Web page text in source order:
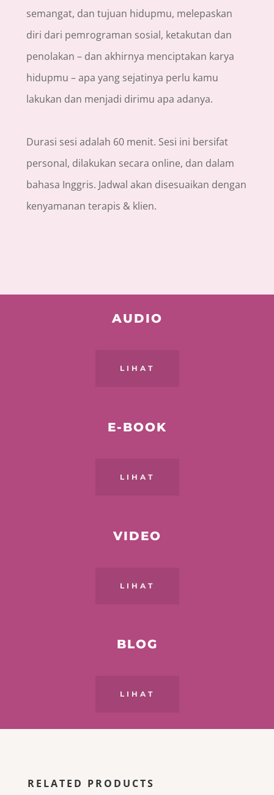
semangat, dan tujuan hidupmu, melepaskan
diri dari pemrograman sosial, ketakutan dan
penolakan – dan akhirnya menciptakan karya
hidupmu – apa yang sejatinya perlu kamu
lakukan dan menjadi dirimu apa adanya.
Durasi sesi adalah 60 menit. Sesi ini bersifat
personal, dilakukan secara online, dan dalam
bahasa Inggris. Jadwal akan disesuaikan dengan
kenyamanan terapis & klien.
AUDIO
LIHAT
E-BOOK
LIHAT
VIDEO
LIHAT
BLOG
LIHAT
RELATED PRODUCTS